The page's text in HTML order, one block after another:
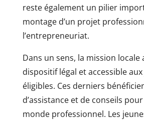
reste également un pilier
montage d’un projet
l’entrepreneuriat.
Dans un sens, la mission locale
dispositif légal et accessible
éligibles. Ces derniers
d’assistance et de conseils
monde professionnel. Les